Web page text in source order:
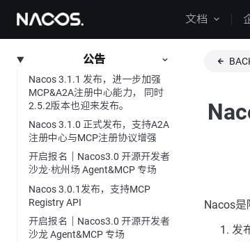
文档
公告
Nacos 3.1.1 发布，进一步加强
MCP&A2A注册中心能力， 同时
2.5.2版本也迎来发布。
Nacos 3.1.0 正式发布，支持A2A
注册中心与MCP注册协议增强
开启报名｜Nacos3.0 开源开发者
沙龙·杭州场 Agent&MCP 专场
Nacos 3.0.1发布，支持MCP
Registry API
开启报名｜Nacos3.0 开源开发者
沙龙 Agent&MCP 专场
Nacos是
发